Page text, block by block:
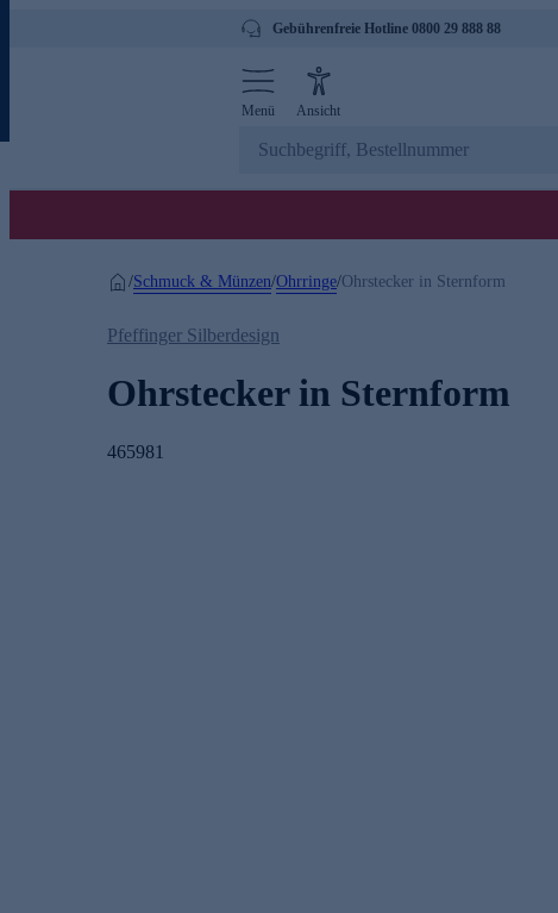
Gebührenfreie Hotline 0800 29 888 88
Menü Ansicht
/Schmuck & Münzen/Ohrringe/Ohrstecker in Sternform
Pfeffinger Silberdesign
Ohrstecker in Sternform
465981